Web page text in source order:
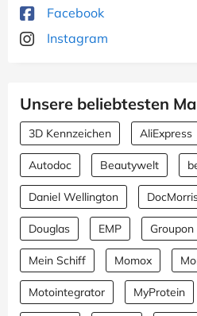
Facebook
Instagram
Unsere beliebtesten
3D Kennzeichen AliExpress
Autodoc Beautywelt
Daniel Wellington
Douglas EMP Groupon
Mein Schiff Momox
Motointegrator MyProtein